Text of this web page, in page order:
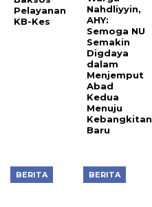
Pelayanan
KB-Kes
Nahdliyyin,
AHY:
Semoga NU
Semakin
Digdaya
dalam
Menjemput
Abad
Kedua
Menuju
Kebangkitan
Baru
BERITA
Gubernur
BERITA